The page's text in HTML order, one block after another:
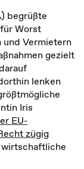
begrüßte
Worst
und Vermietern
gezielt
lenken
Iris
EU-
zügig